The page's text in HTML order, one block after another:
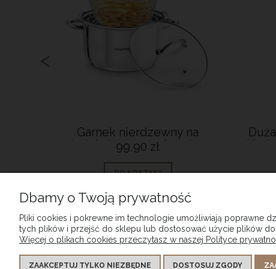
<
Garnek nierdzewny na
indukcję gaz do frytek z
99,90 zł
DO KOSZYKA
POMOC MOJE
Dbamy o Twoją prywatność
Pliki cookies i pokrewne im technologie umożliwiają poprawne
tych plików i przejść do sklepu lub dostosować użycie plików
Więcej o plikach cookies przeczytasz w naszej Polityce
ZAAKCEPTUJ TYLKO NIEZBĘDNE DOSTOSUJ ZGODY